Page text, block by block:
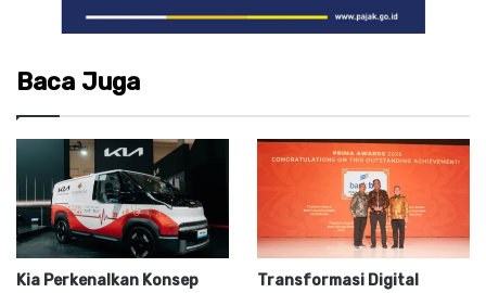
Baca Juga
Kia Perkenalkan Konsep
Transformasi Digital